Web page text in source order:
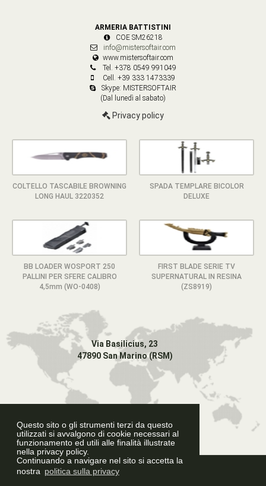
Questo sito o gli strumenti terzi da questo
utilizzati si avvalgono di cookie necessari al
funzionamento ed utili alle finalità illustrate
nella privacy policy.
Continuando a navigare nel sito si accetta la
nostra politica sulla privacy
ARMERIA BATTISTINI
COE SM26218
info@mistersoftair.com
www.mistersoftair.com
Tel. +378 0549 991049
Cell. +39 333 1473339
Skype: MISTERSOFTAIR
(Dal lunedì al sabato)
Privacy policy
COLTELLO TASCABILE BROWNING
LONG HAUL 3220352
SPADA TEMPLARE BICOLOR
DELUXE
BB LOADER WOSPORT 250
PALLINI PER SFERE CALIBRO
4,5mm (WO-0408)
FIRST BLADE SERIE TV
SUPERNATURAL IN RESINA
(ZS8919)
Via Basilicius, 23
47890 San Marino (RSM)
Graphic Design